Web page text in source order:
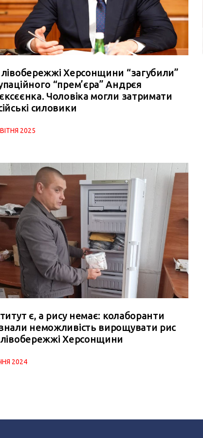
Херсонщини “загубили”
“прем’єра” Андрєя
Чоловіка могли затримати
силовики
2025
є, а рису немає: колаборанти
неможливість вирощувати рис
Херсонщини
2024